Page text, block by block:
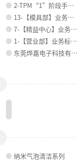
2-TPM“1”阶段手册(旧版)
13-【模具部】业务标准说明书
7-【精益中心】业务标准说明书
1-【营业部】业务标准说明书
东莞烨嘉电子科技有限公司员工手册
纳米气泡清洁系列